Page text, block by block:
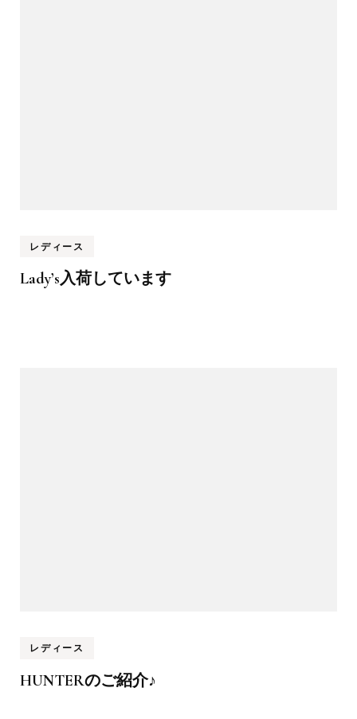
レディース
Lady’s入荷しています
レディース
HUNTERのご紹介♪